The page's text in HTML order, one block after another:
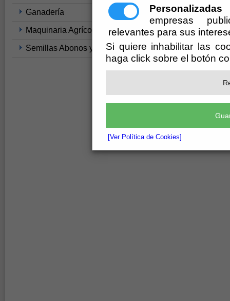
Personalizadas
empresas
relevantes para sus
Si quiere inhabilitar las
haga click sobre el botón
[Ver Política de Cookies]
Ganadería
Maquinaria Agrícola
Semillas Abonos y Fitosanitarios